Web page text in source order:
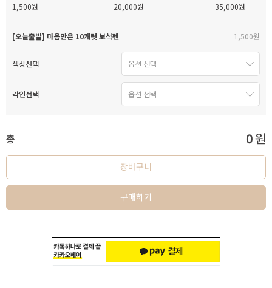
1,500원 20,000원 35,000원
[오늘출발] 마음만은 10캐럿 보석펜 1,500원
색상선택
각인선택
총 0원
장바구니
구매하기